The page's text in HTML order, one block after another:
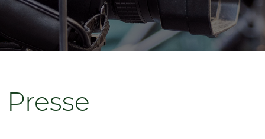
TARIF
MITGLIEDSCHAFT
Presse